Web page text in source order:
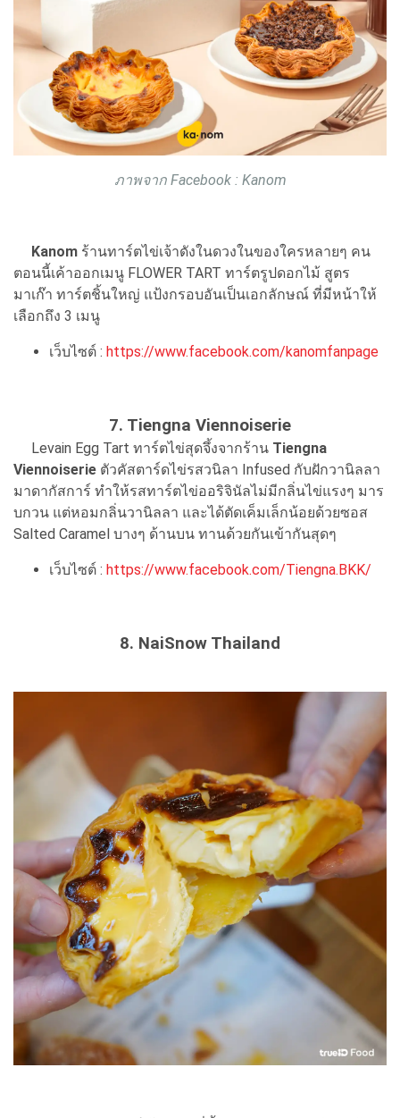
ภาพจาก Facebook : Kanom
Kanom ร้านทาร์ตไข่เจ้าดังในดวงในของใครหลายๆ คน
ตอนนี้เค้าออกเมนู FLOWER TART ทาร์ตรูปดอกไม้ สูตร
มาเก๊า ทาร์ตชิ้นใหญ่ แป้งกรอบอันเป็นเอกลักษณ์ ที่มีหน้าให้
เลือกถึง 3 เมนู
เว็บไซต์ : https://www.facebook.com/kanomfanpage
7. Tiengna Viennoiserie
Levain Egg Tart ทาร์ตไข่สุดจึ้งจากร้าน Tiengna
Viennoiserie ตัวคัสตาร์ดไข่รสวนิลา Infused กับฝักวานิลลา
มาดากัสการ์ ทำให้รสทาร์ตไข่ออริจินัลไม่มีกลิ่นไข่แรงๆ มาร
บกวน แต่หอมกลิ่นวานิลลา และได้ตัดเค็มเล็กน้อยด้วยซอส
Salted Caramel บางๆ ด้านบน ทานด้วยกันเข้ากันสุดๆ
เว็บไซต์ : https://www.facebook.com/Tiengna.BKK/
8. NaiSnow Thailand